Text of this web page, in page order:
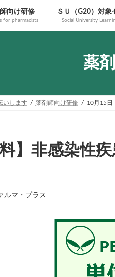
向け研修
for pharmacists
ＳＵ（G20）対象
Social University
薬
いします 薬剤師向け研修 10月15日
】非感染性
ルマ・プラス